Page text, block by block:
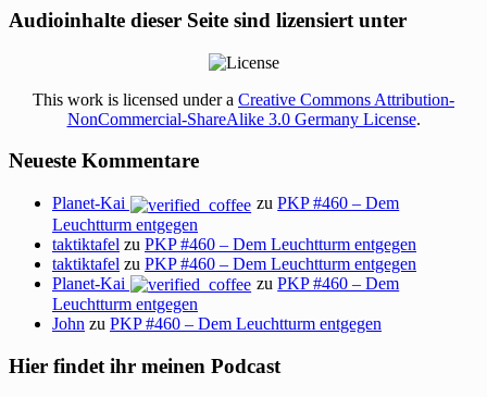
Audioinhalte dieser Seite sind lizensiert unter
This work is licensed under a Creative Commons Attribution-
NonCommercial-ShareAlike 3.0 Germany License.
Neueste Kommentare
Planet-Kai zuPKP #460 – Dem
Leuchtturm entgegen
taktiktafel zu PKP #460 – Dem Leuchtturm entgegen
taktiktafel zu PKP #460 – Dem Leuchtturm entgegen
Planet-Kai
zuPKP #460 – Dem
Leuchtturm entgegen
John zu PKP #460 – Dem Leuchtturm entgegen
Hier findet ihr meinen Podcast